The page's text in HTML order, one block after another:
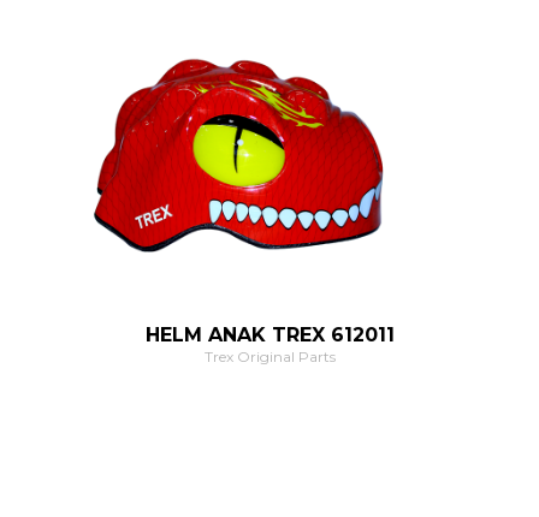
HELM ANAK TREX 612011
Trex Original Parts